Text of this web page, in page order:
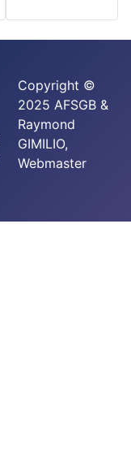
Copyright ©
2025 AFSGB &
Raymond
GIMILIO,
Webmaster